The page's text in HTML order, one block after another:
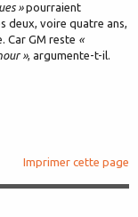
»pourraient
deux, voire quatre ans,
Car GM reste «
», argumente-t-il.
Imprimer cette page